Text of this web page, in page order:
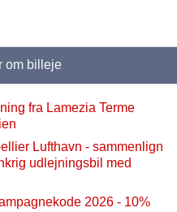
om billeje
fra Lamezia Terme
Lufthavn - sammenlign
udlejningsbil med
2026 - 10%